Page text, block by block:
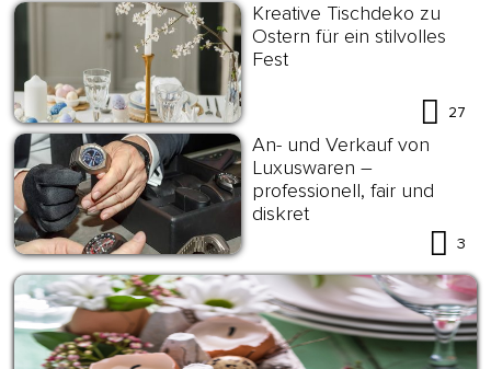
Kreative Tischdeko zu
Ostern für ein stilvolles
Fest
27
An- und Verkauf von
Luxuswaren –
professionell, fair und
diskret
3